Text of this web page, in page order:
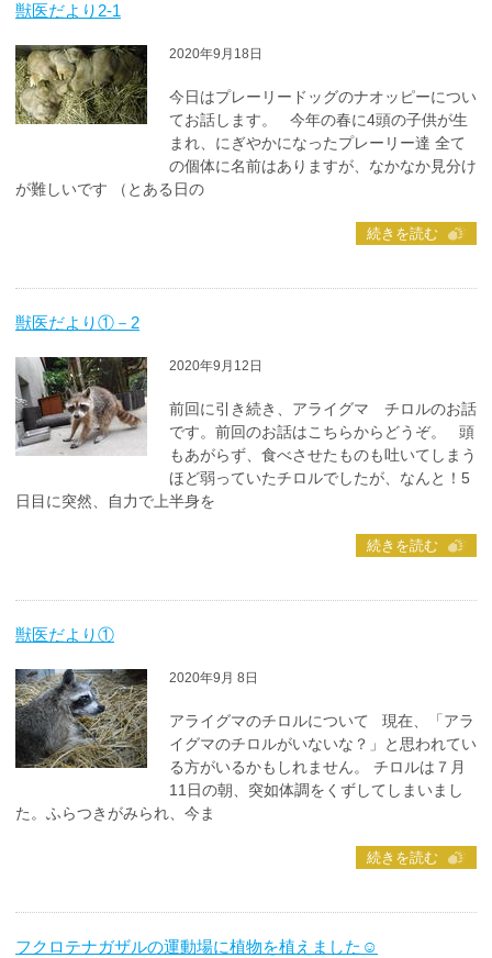
獣医だより2-1
2020年9月18日
今日はプレーリードッグのナオッピーについ
てお話します。 今年の春に4頭の子供が生
まれ、にぎやかになったプレーリー達 全て
の個体に名前はありますが、なかなか見分け
が難しいです （とある日の
続きを読む
獣医だより①－2
2020年9月12日
前回に引き続き、アライグマ チロルのお話
です。前回のお話はこちらからどうぞ。 頭
もあがらず、食べさせたものも吐いてしまう
ほど弱っていたチロルでしたが、なんと！5
日目に突然、自力で上半身を
続きを読む
獣医だより①
2020年9月 8日
アライグマのチロルについて 現在、「アラ
イグマのチロルがいないな？」と思われてい
る方がいるかもしれません。 チロルは７月
11日の朝、突如体調をくずしてしまいまし
た。ふらつきがみられ、今ま
続きを読む
フクロテナガザルの運動場に植物を植えました☺